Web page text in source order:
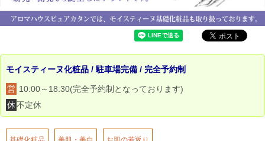
モイスティーヌ化粧品 / 駐車場完備 / 完全予約制
営 10:00～18:30(完全予約制となっております)
休不定休